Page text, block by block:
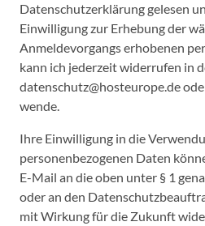
Datenschutzerklärung gelesen
Einwilligung zur Erhebung der
Anmeldevorgangs erhobenen
kann ich jederzeit widerrufen in
datenschutz@hosteurope.de
wende.
Ihre Einwilligung in die
personenbezogenen Daten
E-Mail an die oben unter § 1
oder an den
mit Wirkung für die Zukunft